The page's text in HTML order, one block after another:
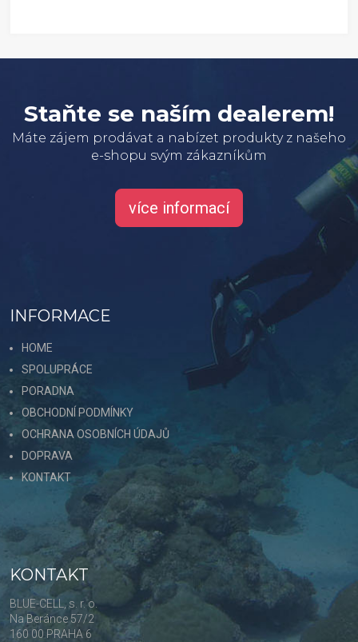
Staňte se naším dealerem!
Máte zájem prodávat a nabízet produkty z našeho
e-shopu svým zákazníkům
více informací
INFORMACE
HOME
SPOLUPRÁCE
PORADNA
OBCHODNÍ PODMÍNKY
OCHRANA OSOBNÍCH ÚDAJŮ
DOPRAVA
KONTAKT
KONTAKT
BLUE-CELL, s. r. o.
Na Beránce 57/2
160 00 PRAHA 6